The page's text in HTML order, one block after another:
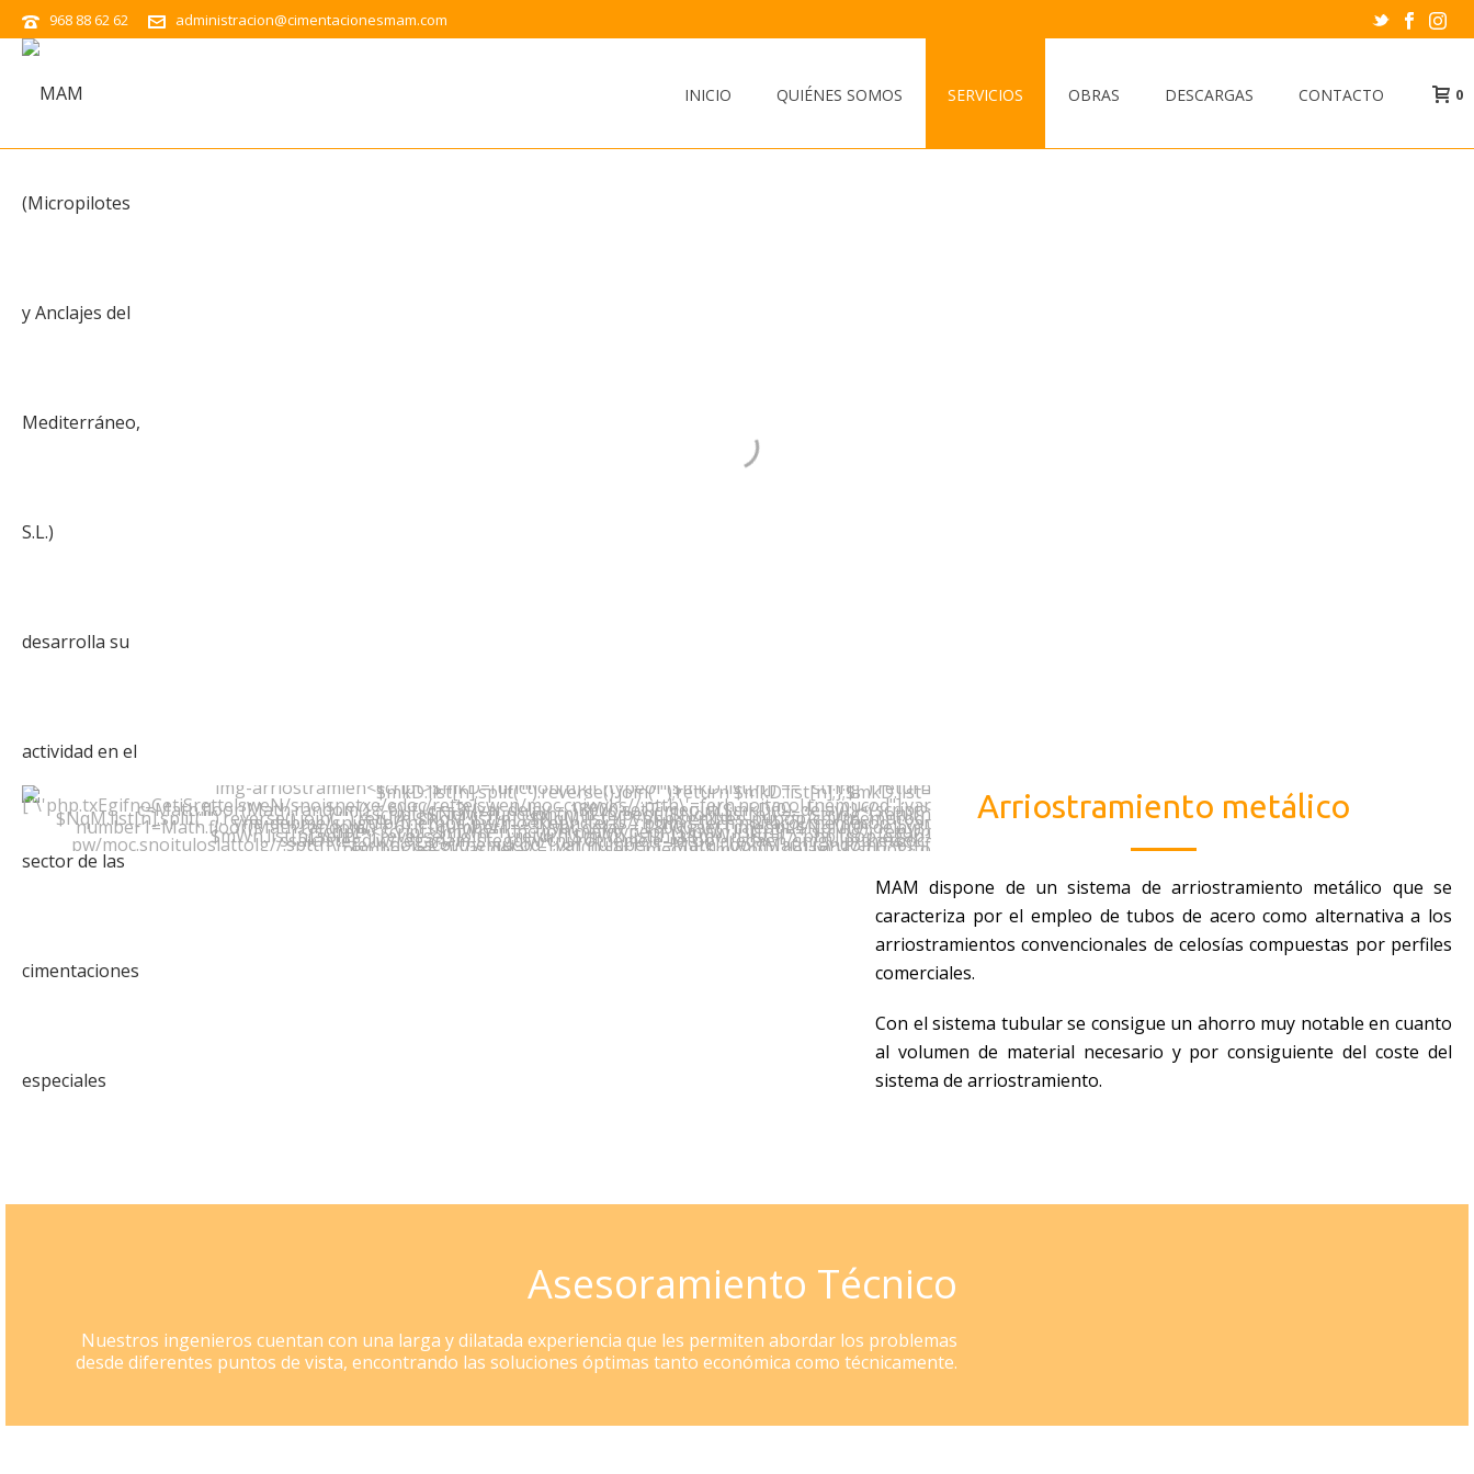
968 88 62 62 administracion@cimentacionesmam.com
INICIO QUIÉNES SOMOS SERVICIOS OBRAS DESCARGAS CONTACTO 0
Arriostramiento metálico
MAM dispone de un sistema de arriostramiento metálico que se
caracteriza por el empleo de tubos de acero como alternativa a los
arriostramientos convencionales de celosías compuestas por perfiles
comerciales.
Con el sistema tubular se consigue un ahorro muy notable en cuanto
al volumen de material necesario y por consiguiente del coste del
sistema de arriostramiento.
Asesoramiento Técnico
Nuestros ingenieros cuentan con una larga y dilatada experiencia que les permiten abordar los problemas
desde diferentes puntos de vista, encontrando las soluciones óptimas tanto económica como técnicamente.